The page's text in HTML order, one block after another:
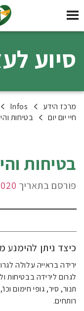
סיוע
מרכז הידע Infos
חיי יום יום
בטיחות
בטיחות
פורסם בתאריך
כיצד ניתן להימנע
ירידה בראייה עלולה
לגרום לירידה בבטיחות
תנור, סיר, גופי חימום
רותחים.